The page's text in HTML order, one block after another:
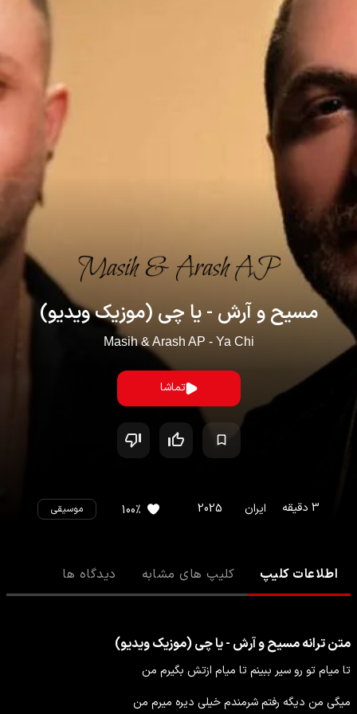
مسیح و آرش - یا چی (موزیک ویدیو)
Masih & Arash AP - Ya Chi
تماشا
3 دقیقه ایران 2025
100% موسیقی
اطلاعات کلیپ کلیپ های مشابه دیدگاه ها
متن ترانهمسیح و آرش - یا چی (موزیک ویدیو)